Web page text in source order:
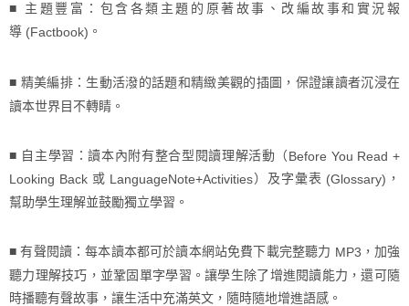
■
主題豐富：包含各類主題的原著故事、改編故事和實況報
導 (Factbook) 。
■ 精美編排：生動活潑的話題和精緻美觀的插圖，保證讓讀者沉浸在
讀本世界目不轉睛。
■ 自主學習：讀本內附有整合型閱讀理解活動（Before You Read +
Looking Back 或 LanguageNote+Activities）及字彙表 (Glossary) ，
幫助學生理解並鼓勵獨立學習。
■ 有聲閱讀：每本讀本都可於讀本網站免費下載完整聽力 MP3 ，加強
聽力理解技巧，並鞏固單字學習。讓學生除了增進閱讀能力，還可隨
時播聽有聲故事，讓生活中充滿英文，隨時隨地增進語感。